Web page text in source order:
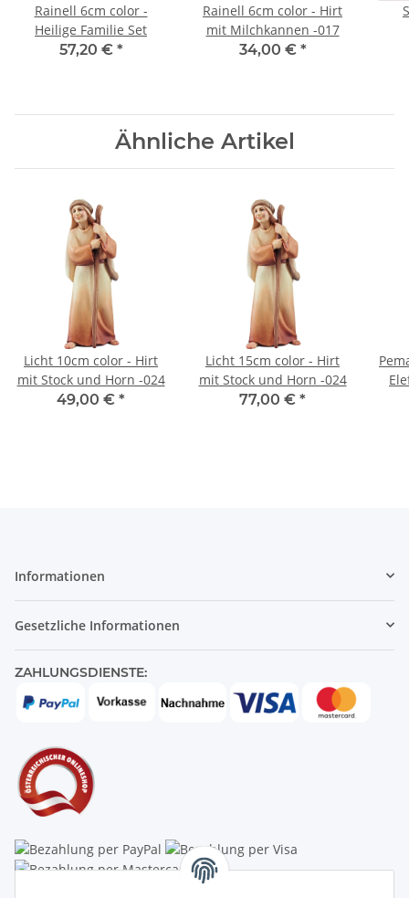
Rainell 6cm color -
Heilige Familie Set
57,20 € *
Rainell 6cm color - Hirt
mit Milchkannen -017
34,00 € *
Ähnliche Artikel
Licht 10cm color - Hirt
mit Stock und Horn -024
49,00 € *
Licht 15cm color - Hirt
mit Stock und Horn -024
77,00 € *
Informationen
Gesetzliche Informationen
ZAHLUNGSDIENSTE: